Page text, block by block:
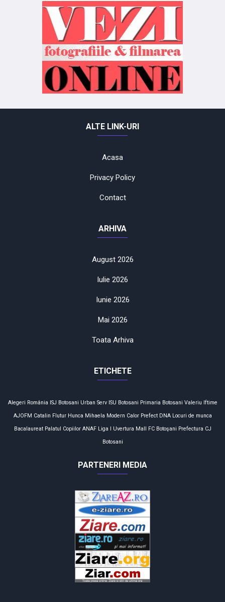
ALTE LINK-URI
Acasa
Privacy Policy
Contact
ARHIVA
August 2026
Iulie 2026
Iunie 2026
Mai 2026
Toata Arhiva
ETICHETE
Alegeri România ISJ Botosani Urban Serv ISU Botosani Primaria Botosani Valeriu Iftime
AJOFM Catalin Flutur Hunca Mihaela Modern Calor Prefect DNA Locuri de munca
Bacalaureat Palatul Copiilor ANAF Liga I Uvertura Mall FC Botoşani Prefectura CJ
Botosani
PARTENERI MEDIA